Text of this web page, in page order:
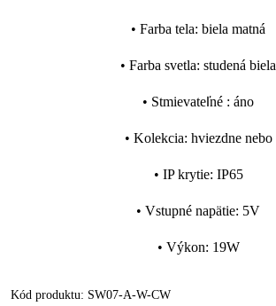
• Farba tela: biela matná
• Farba svetla: studená biela
• Stmievateľné : áno
• Kolekcia: hviezdne nebo
• IP krytie: IP65
• Vstupné napätie: 5V
• Výkon: 19W
Kód produktu: SW07-A-W-CW